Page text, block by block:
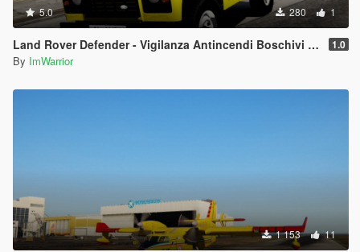
5.0 280 1
Land Rover Defender - Vigilanza Antincendi Boschivi VAB (Paintjob | FiveM) 1.0
By ImWarrior
1 153 11